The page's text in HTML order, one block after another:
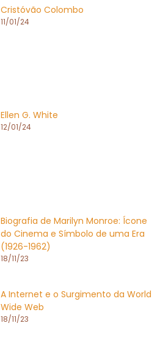
Cristóvão Colombo
11/01/24
Ellen G. White
12/01/24
Biografia de Marilyn Monroe: Ícone
do Cinema e Símbolo de uma Era
(1926-1962)
18/11/23
A Internet e o Surgimento da World
Wide Web
18/11/23